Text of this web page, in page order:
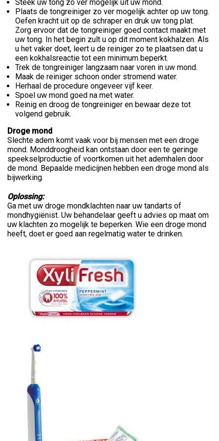
Steek uw tong zo ver mogelijk uit uw mond.
Plaats de tongreiniger zo ver mogelijk achter op uw tong.
Oefen kracht uit op de schraper en druk uw tong plat.
Zorg ervoor dat de tongreiniger goed contact maakt met
uw tong. In het begin zult u op dit moment kokhalzen. Als
u het vaker doet, leert u de reiniger zo te plaatsen dat u
een kokhalsreactie tot een minimum beperkt.
Trek de tongreiniger langzaam naar voren in uw mond.
Maak de reiniger schoon onder stromend water.
Herhaal de procedure ongeveer vijf keer.
Spoel uw mond goed na met water.
Reinig en droog de tongreiniger en bewaar deze tot
volgend gebruik.
Droge mond
Slechte adem komt vaak voor bij mensen met een droge
mond. Monddroogheid kan ontstaan door een te geringe
speekselproductie of voortkomen uit het ademhalen door
de mond. Bepaalde medicijnen hebben een droge mond als
bijwerking.
Oplossing:
Ga met uw droge mondklachten naar uw tandarts of
mondhygiënist. Uw behandelaar geeft u advies op maat om
uw klachten zo mogelijk te beperken. Wie een droge mond
heeft, doet er goed aan regelmatig water te drinken.